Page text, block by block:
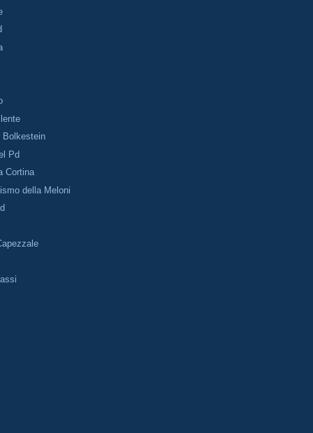
Bolkestein
Pd
Cortina
della Meloni